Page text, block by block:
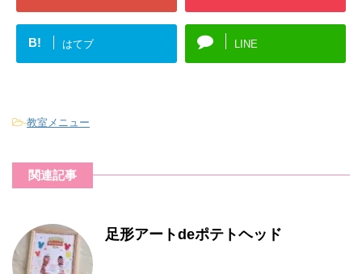
B! はてブ LINE
-教室メニュー
関連記事
足形アートdeポテトヘッド